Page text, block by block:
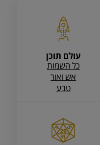
עולם תוכן
כל השמות
אש ואור
טבע